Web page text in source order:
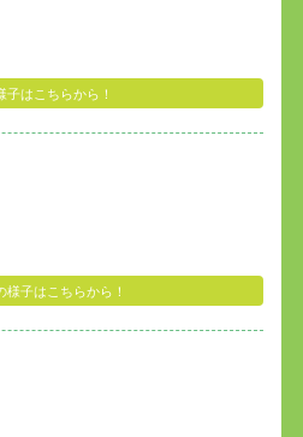
子はこちらから！
様子はこちらから！